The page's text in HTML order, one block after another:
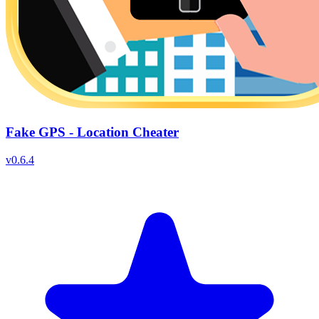
Fake GPS - Location Cheater
v0.6.4